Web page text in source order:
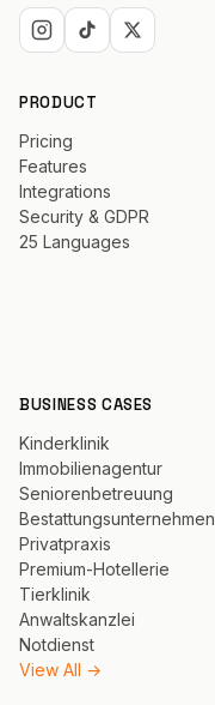
PRODUCT
Pricing
Features
Integrations
Security & GDPR
25 Languages
BUSINESS CASES
Kinderklinik
Immobilienagentur
Seniorenbetreuung
Bestattungsunternehmen
Privatpraxis
Premium-Hotellerie
Tierklinik
Anwaltskanzlei
Notdienst
View All →